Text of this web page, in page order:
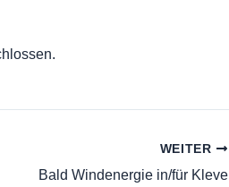
WEITER
Bald Windenergie in/für Kleve